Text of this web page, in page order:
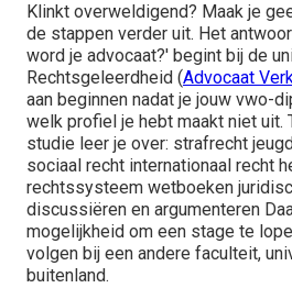
Klinkt overweldigend? Maak je
de stappen verder uit. Het
word je advocaat?' begint bij de
Rechtsgeleerdheid (Advocaat
aan beginnen nadat je jouw vwo-
welk profiel je hebt maakt niet uit.
studie leer je over: strafrecht
sociaal recht internationaal recht
rechtssysteem wetboeken
discussiëren en argumenteren
mogelijkheid om een stage te
volgen bij een andere faculteit,
buitenland.